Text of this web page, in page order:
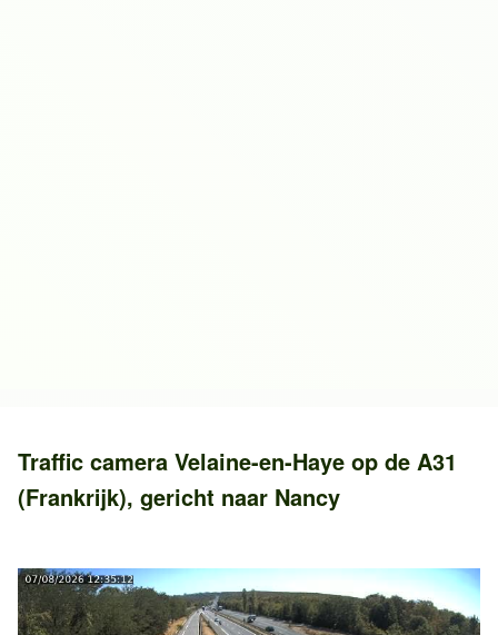
Traffic camera Velaine-en-Haye op de A31
(Frankrijk), gericht naar Nancy